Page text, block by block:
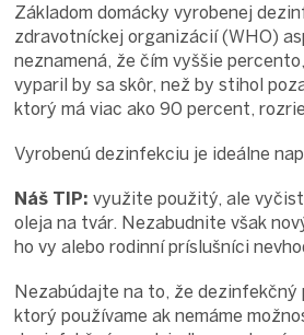
Základom domácky vyrobenej
zdravotníckej organizácií (WHO)
neznamená, že čím vyššie
vyparil by sa skôr, než by stihol
ktorý má viac ako 90 percent,
Vyrobenú dezinfekciu je ideálne
Náš TIP: využite použitý, ale
oleja na tvár. Nezabudnite však
ho vy alebo rodinní príslušníci
Nezabúdajte na to, že dezinfekčný
ktorý používame ak nemáme